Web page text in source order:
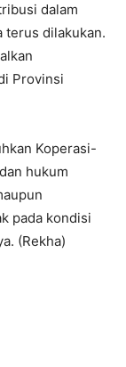
dalam
terus dilakukan.
Provinsi
Koperasi-
hukum
pada kondisi
(Rekha)